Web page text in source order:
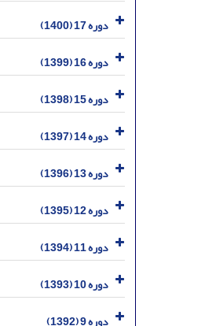
دوره 17 (1400)
دوره 16 (1399)
دوره 15 (1398)
دوره 14 (1397)
دوره 13 (1396)
دوره 12 (1395)
دوره 11 (1394)
دوره 10 (1393)
دوره 9 (1392)